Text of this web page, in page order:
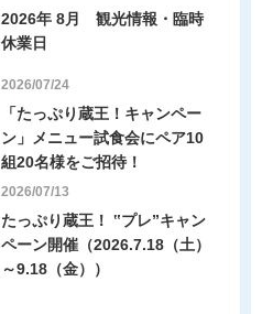
2026年 8月 観光情報・臨時
休業日
2026/07/24
「たっぷり蔵王！キャンペー
ン」メニュー試食会にペア10
組20名様をご招待！
2026/07/13
たっぷり蔵王！ ‟プレ”キャン
ペーン開催（2026.7.18（土）
～9.18（金））